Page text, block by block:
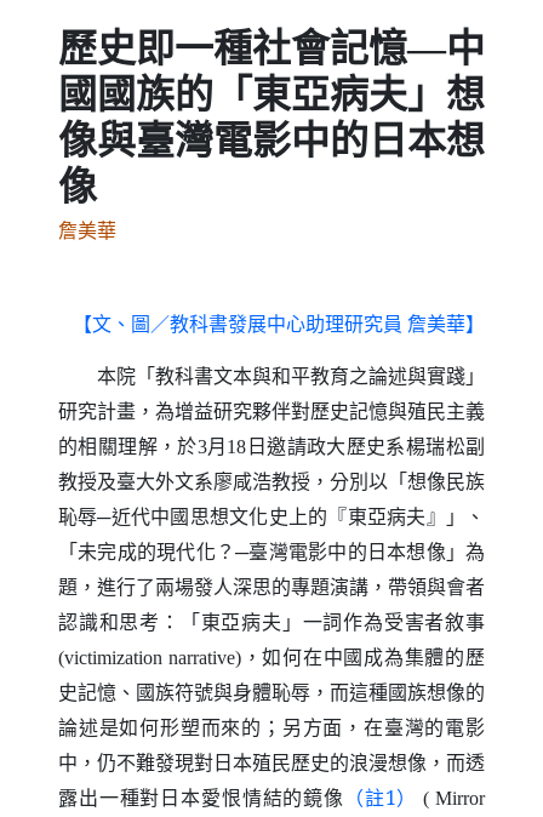
歷史即一種社會記憶—中
國國族的「東亞病夫」想
像與臺灣電影中的日本想
像
詹美華
【文、圖／教科書發展中心助理研究員 詹美華】
本院「教科書文本與和平教育之論述與實踐」
研究計畫，為增益研究夥伴對歷史記憶與殖民主義
的相關理解，於3月18日邀請政大歷史系楊瑞松副
教授及臺大外文系廖咸浩教授，分別以「想像民族
恥辱─近代中國思想文化史上的『東亞病夫』」、
「未完成的現代化？─臺灣電影中的日本想像」為
題，進行了兩場發人深思的專題演講，帶領與會者
認識和思考：「東亞病夫」一詞作為受害者敘事
(victimization narrative)，如何在中國成為集體的歷
史記憶、國族符號與身體恥辱，而這種國族想像的
論述是如何形塑而來的；另方面，在臺灣的電影
中，仍不難發現對日本殖民歷史的浪漫想像，而透
露出一種對日本愛恨情結的鏡像 （註1）
( Mirror